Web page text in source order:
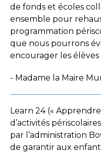
de fonds et écoles
ensemble pour
programmation
que nous pourrons
encourager les
- Madame la Maire
Learn 24 («
d’activités
par l’administration
de garantir aux